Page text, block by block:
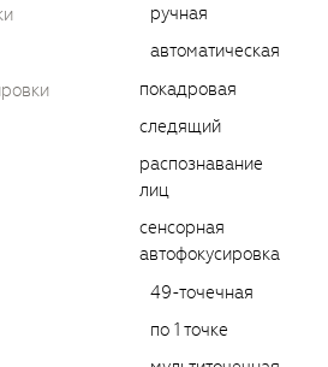
ручная
автоматическая
покадровая
следящий
распознавание
лиц
сенсорная
автофокусировка
49-точечная
по 1 точке